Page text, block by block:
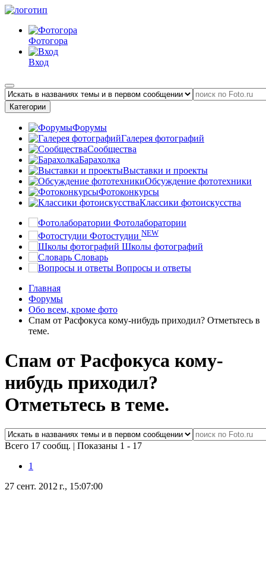
Фотогора
Вход
Категории
Форумы
Галерея фотографий
Сообщества
Барахолка
Выставки и проекты
Обсуждение фототехники
Фотоконкурсы
Классики фотоискусства
Фотолаборатории
Фотостудии NEW
Школы фотографий
Словарь
Вопросы и ответы
Главная
Форумы
Обо всем, кроме фото
Спам от Расфокуса кому-нибудь приходил? Отметьтесь в
теме.
Спам от Расфокуса кому-
нибудь приходил?
Отметьтесь в теме.
Всего 17 сообщ. | Показаны 1 - 17
1
27 сент. 2012 г., 15:07:00